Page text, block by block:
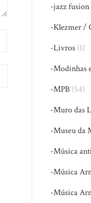
-jazz fusion
-Klezmer /
-Livros (1)
-Modinhas
-MPB (54)
-Muro das
-Museu da
-Música
-Música
-Música